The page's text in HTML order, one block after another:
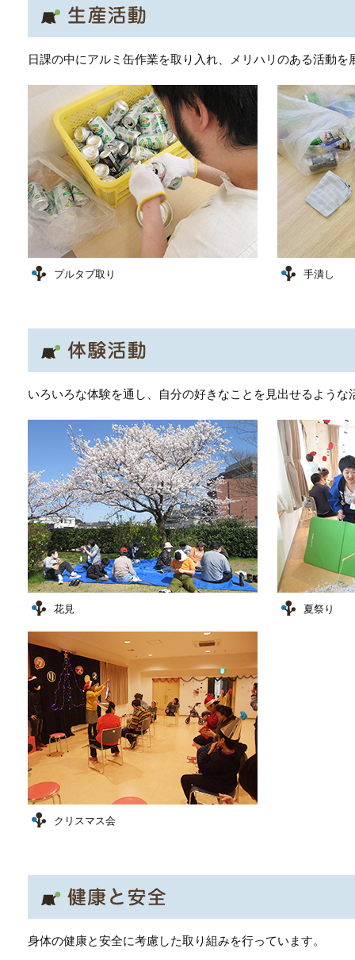
日課の中にアルミ缶作業を取り入れ、メリハリのある活動を
プルタブ取り 手潰し
いろいろな体験を通し、自分の好きなことを見出せるような
花見 夏祭り
クリスマス会
身体の健康と安全に考慮した取り組みを行っています。